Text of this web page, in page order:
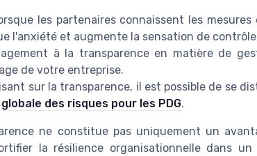
les partenaires connaissent les
l'anxiété et augmente la sensation de
à la transparence en matière de
de votre entreprise.
sur la transparence, il est possible de se
des risques pour les PDG.
ne constitue pas uniquement un
la résilience organisationnelle dans